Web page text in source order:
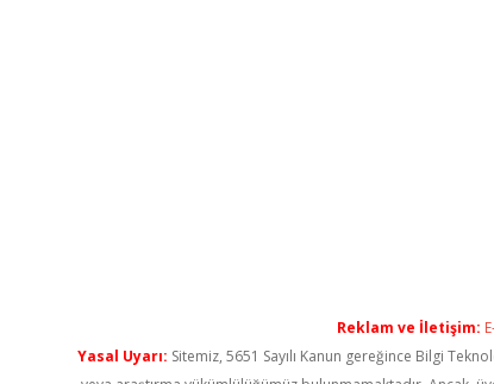
Reklam ve İletişim:
Yasal Uyarı: Sitemiz, 5651 Sayılı Kanun gereğince Bilgi